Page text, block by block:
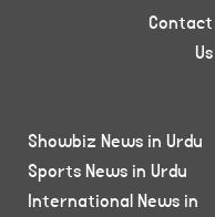
Contact
Us
Showbiz News in Urdu
Sports News in Urdu
International News in